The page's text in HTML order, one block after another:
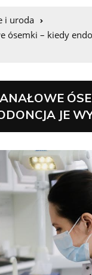
i uroda
ósemki – kiedy
JE